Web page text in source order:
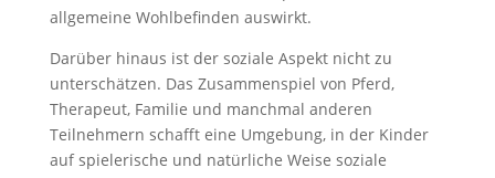
allgemeine Wohlbefinden auswirkt.
Darüber hinaus ist der soziale Aspekt nicht zu
unterschätzen. Das Zusammenspiel von Pferd,
Therapeut, Familie und manchmal anderen
Teilnehmern schafft eine Umgebung, in der Kinder
auf spielerische und natürliche Weise soziale